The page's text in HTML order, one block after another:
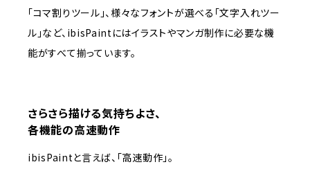
「コマ割りツール」、様々なフォントが選べる「文字入れツー
ル」など、ibisPaintにはイラストやマンガ制作に必要な機
能がすべて揃っています。
さらさら描ける気持ちよさ、
各機能の高速動作
ibisPaintと言えば、「高速動作」。